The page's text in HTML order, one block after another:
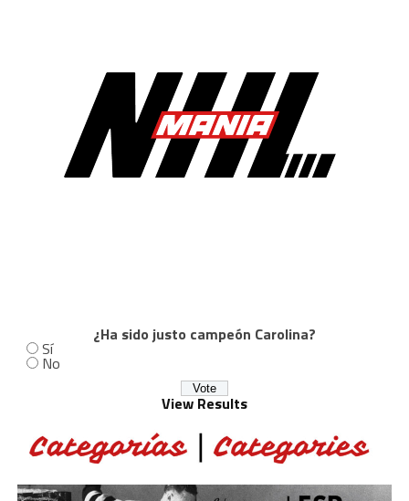
¿Ha sido justo campeón Carolina?
Sí
No
View Results